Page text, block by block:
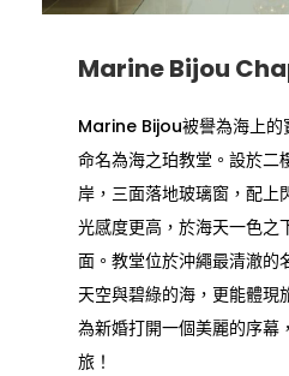
Marine Bijou
Marine Bijou被譽為海上的
命名為海之珀教堂。設於二
岸，三面落地玻璃窗，配上
光感度更高，於海天一色之
面。教堂位於沖繩最清澈的
天空與碧綠的海，更能體現
為新婚打開一個美麗的序幕
旅！